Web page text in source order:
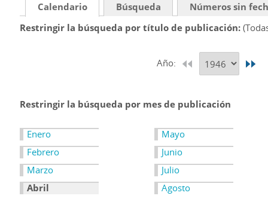
Calendario Búsqueda
Números sin
Restringir la búsqueda por título de publicación
Año:
Restringir la búsqueda por mes de publicación
Enero
Febrero
Marzo
Abril
Mayo
Junio
Julio
Agosto